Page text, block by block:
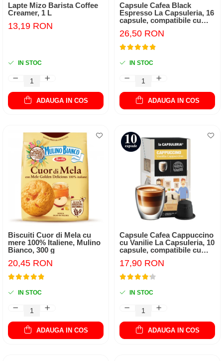
Lapte Mizo Barista Coffee
Creamer, 1 L
13,19 RON
IN STOC
ADAUGA IN COS
Capsule Cafea Black
Espresso La Capsuleria, 16
capsule, compatibile cu
26,50 RON
IN STOC
ADAUGA IN COS
Biscuiti Cuor di Mela cu
mere 100% Italiene, Mulino
Bianco, 300 g
20,45 RON
IN STOC
ADAUGA IN COS
Capsule Cafea Cappuccino
cu Vanilie La Capsuleria, 10
capsule, compatibile cu
17,90 RON
IN STOC
ADAUGA IN COS